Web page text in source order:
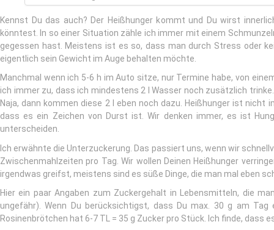
Kennst Du das auch? Der Heißhunger kommt und Du wirst
könntest. In so einer Situation zähle ich immer mit einem
gegessen hast. Meistens ist es so, dass man durch Stress oder
eigentlich sein Gewicht im Auge behalten möchte.
Manchmal wenn ich 5-6 h im Auto sitze, nur Termine habe, von
ich immer zu, dass ich mindestens 2 l Wasser noch zusätzlich
Naja, dann kommen diese 2 l eben noch dazu. Heißhunger ist
dass es ein Zeichen von Durst ist. Wir denken immer, es ist
unterscheiden.
Ich erwähnte die Unterzuckerung. Das passiert uns, wenn wir
Zwischenmahlzeiten pro Tag. Wir wollen Deinen Heißhunger
irgendwas greifst, meistens sind es süße Dinge, die man mal eben
Hier ein paar Angaben zum Zuckergehalt in Lebensmitteln, die
ungefähr). Wenn Du berücksichtigst, dass Du max. 30 g am
Rosinenbrötchen hat 6-7 TL = 35 g Zucker pro Stück. Ich finde, dass